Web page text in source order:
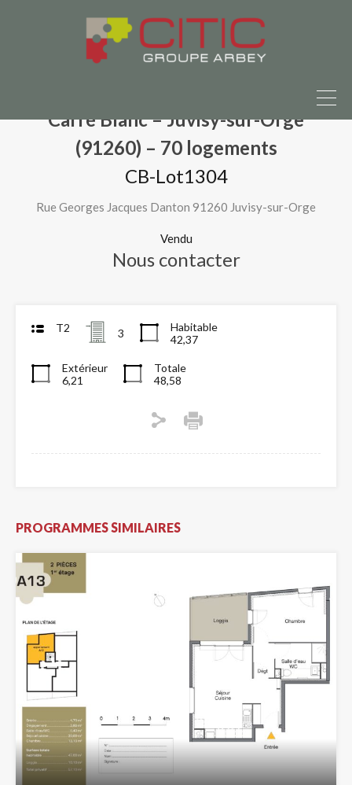
Parlons-en ici
Accueil
Nos programmes neufs
Carré Blanc – Juvisy-sur-Orge (91260) – 70 logements
Carré Blanc – Juvisy-sur-Orge
(91260) – 70 logements
CB-Lot1304
Rue Georges Jacques Danton 91260 Juvisy-sur-Orge
Vendu
Nous contacter
T2 3
Habitable
42,37
Extérieur
6,21
Totale
48,58
PROGRAMMES SIMILAIRES